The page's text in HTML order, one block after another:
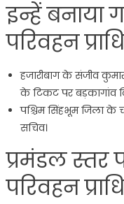
इन्हें बनाया
परिवहन
हजारीबाग के संजीव
के टिकट पर बड़कागांव
पश्चिम सिंहभूम जिला के
सचिव।
प्रमंडल स्तर
परिवहन